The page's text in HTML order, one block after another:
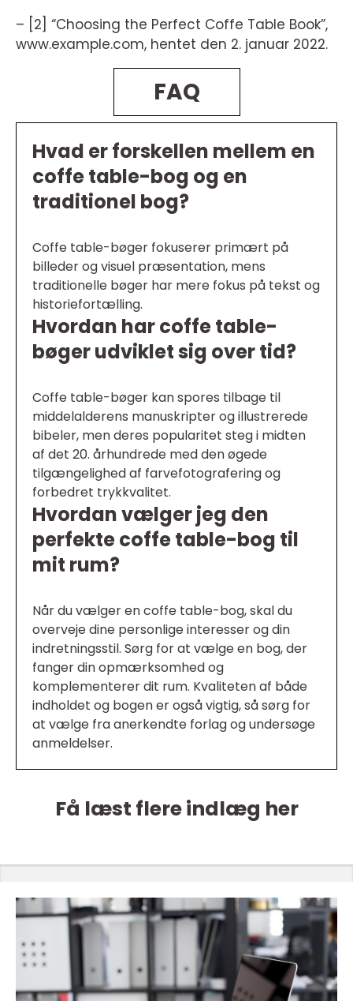
– [2] “Choosing the Perfect Coffe Table Book”,
www.example.com, hentet den 2. januar 2022.
FAQ
Hvad er forskellen mellem en
coffe table-bog og en
traditionel bog?
Coffe table-bøger fokuserer primært på
billeder og visuel præsentation, mens
traditionelle bøger har mere fokus på tekst og
historiefortælling.
Hvordan har coffe table-
bøger udviklet sig over tid?
Coffe table-bøger kan spores tilbage til
middelalderens manuskripter og illustrerede
bibeler, men deres popularitet steg i midten
af det 20. århundrede med den øgede
tilgængelighed af farvefotografering og
forbedret trykkvalitet.
Hvordan vælger jeg den
perfekte coffe table-bog til
mit rum?
Når du vælger en coffe table-bog, skal du
overveje dine personlige interesser og din
indretningsstil. Sørg for at vælge en bog, der
fanger din opmærksomhed og
komplementerer dit rum. Kvaliteten af både
indholdet og bogen er også vigtig, så sørg for
at vælge fra anerkendte forlag og undersøge
anmeldelser.
Få læst flere indlæg her